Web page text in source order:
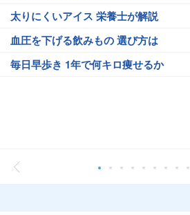
太りにくいアイス 栄養士が解説
血圧を下げる飲みもの 選び方は
毎日早歩き 1年で何キロ痩せるか